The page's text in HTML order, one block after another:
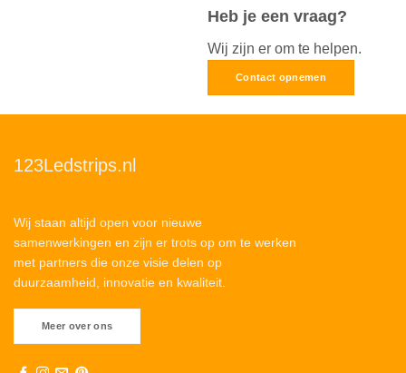
Heb je een vraag?
Wij zijn er om te helpen.
Contact opnemen
123Ledstrips.nl
Wij staan altijd open voor nieuwe
samenwerkingen en zijn er trots op om te werken
met partners die onze visie delen op
duurzaamheid, innovatie en kwaliteit.
Meer over ons